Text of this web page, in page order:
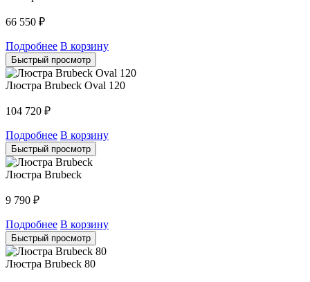
66 550 ₽
Подробнее В корзину
Быстрый просмотр
Люстра Brubeck Oval 120
104 720 ₽
Подробнее В корзину
Быстрый просмотр
Люстра Brubeck
9 790 ₽
Подробнее В корзину
Быстрый просмотр
Люстра Brubeck 80